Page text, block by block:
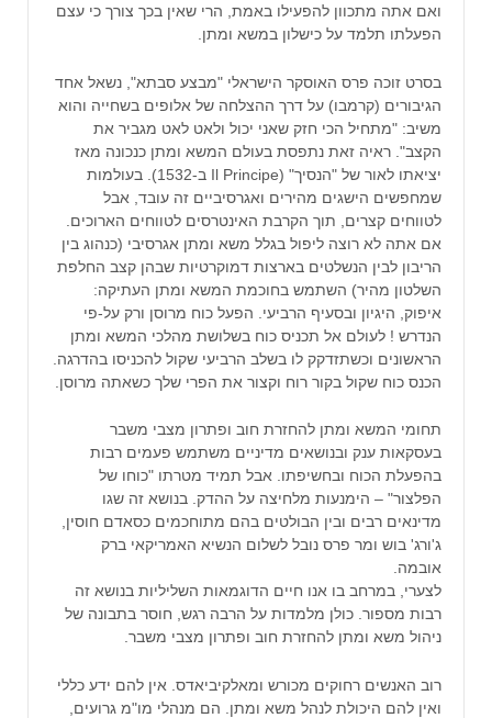
ואם אתה מתכוון להפעילו באמת, הרי שאין בכך צורך כי עצם
הפעלתו תלמד על כישלון במשא ומתן.
בסרט זוכה פרס האוסקר הישראלי "מבצע סבתא", נשאל אחד
הגיבורים (קרמבו) על דרך ההצלחה של אלופים בשחייה והוא
משיב: "מתחיל הכי חזק שאני יכול ולאט לאט מגביר את
הקצב". ראיה זאת נתפסת בעולם המשא ומתן כנכונה מאז
יציאתו לאור של "הנסיך" (Il Principe ב-1532). בעולמות
שמחפשים הישגים מהירים ואגרסיביים זה עובד, אבל
לטווחים קצרים, תוך הקרבת האינטרסים לטווחים הארוכים.
אם אתה לא רוצה ליפול בגלל משא ומתן אגרסיבי (כנהוג בין
הריבון לבין הנשלטים בארצות דמוקרטיות שבהן קצב החלפת
השלטון מהיר) השתמש בחוכמת המשא ומתן העתיקה:
איפוק, היגיון ובסעיף הרביעי. הפעל כוח מרוסן ורק על-פי
הנדרש ! לעולם אל תכניס כוח בשלושת מהלכי המשא ומתן
הראשונים וכשתזדקק לו בשלב הרביעי שקול להכניסו בהדרגה.
הכנס כוח שקול בקור רוח וקצור את הפרי שלך כשאתה מרוסן.
תחומי המשא ומתן להחזרת חוב ופתרון מצבי משבר
בעסקאות ענק ובנושאים מדיניים משתמש פעמים רבות
בהפעלת הכוח ובחשיפתו. אבל תמיד מטרתו "כוחו של
הפלצור" – הימנעות מלחיצה על ההדק. בנושא זה שגו
מדינאים רבים ובין הבולטים בהם מתוחכמים כסאדם חוסין,
ג'ורג' בוש ומר פרס נובל לשלום הנשיא האמריקאי ברק
אובמה.
לצערי, במרחב בו אנו חיים הדוגמאות השליליות בנושא זה
רבות מספור. כולן מלמדות על הרבה רגש, חוסר בתבונה של
ניהול משא ומתן להחזרת חוב ופתרון מצבי משבר.
רוב האנשים רחוקים מכורש ומאלקיביאדס. אין להם ידע כללי
ואין להם היכולת לנהל משא ומתן. הם מנהלי מו"מ גרועים,